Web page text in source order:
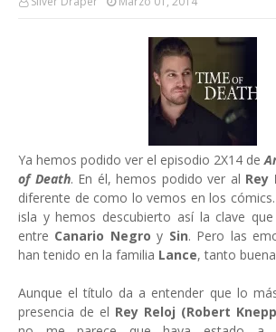
Ya hemos podido ver el episodio 2X14 de
of Death. En él, hemos podido ver al Rey
diferente de como lo vemos en los
isla y hemos descubierto así la clave
entre Canario Negroy Sin. Pero las
han tenido en la familia Lance, tanto
Aunque el título da a entender que lo
presencia de el Rey Reloj (Robert